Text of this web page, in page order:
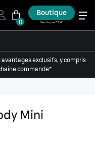
0
Boutique
Vendu par ESW
exclusifs, y compris
commande*
Mini